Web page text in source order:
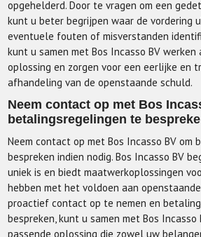
opgehelderd. Door te vragen om een
kunt u beter begrijpen waar de vordering
eventuele fouten of misverstanden
kunt u samen met Bos Incasso BV werken
oplossing en zorgen voor een eerlijke en
afhandeling van de openstaande schuld.
Neem contact op met Bos
betalingsregelingen te
Neem contact op met Bos Incasso BV om
bespreken indien nodig. Bos Incasso BV
uniek is en biedt maatwerkoplossingen
hebben met het voldoen aan
proactief contact op te nemen en
bespreken, kunt u samen met Bos Incasso
passende oplossing die zowel uw